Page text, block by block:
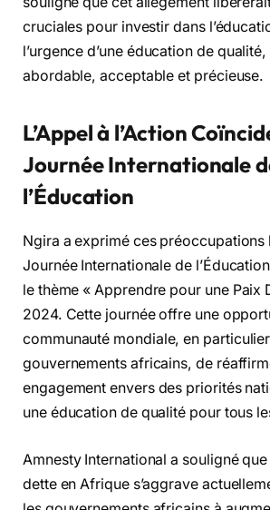
cruciales pour investir dans
l’urgence d’une éducation de
abordable, acceptable et précieuse.
L’Appel à l’Action
Journée Internationale
l’Éducation
Ngira a exprimé ces préoccupations
Journée Internationale de
le thème « Apprendre pour une Paix
2024. Cette journée offre une
communauté mondiale, en
gouvernements africains, de
engagement envers des priorités
une éducation de qualité pour tous
Amnesty International a souligné
dette en Afrique s’aggrave